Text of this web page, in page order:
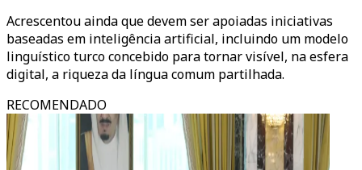
Acrescentou ainda que devem ser apoiadas iniciativas
baseadas em inteligência artificial, incluindo um modelo
linguístico turco concebido para tornar visível, na esfera
digital, a riqueza da língua comum partilhada.
RECOMENDADO